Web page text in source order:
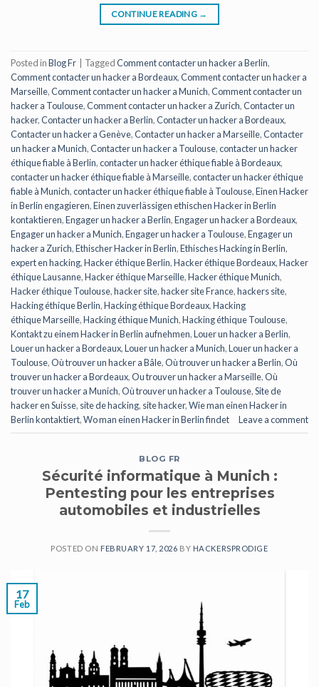
CONTINUE READING →
Posted inBlog Fr TaggedComment contacter un hacker a Berlin,
Comment contacter un hacker a Bordeaux,Comment contacter un hacker a
Marseille,Comment contacter un hacker a Munich,Comment contacter un
hacker a Toulouse,Comment contacter un hacker a Zurich,Contacter un
hacker,Contacter un hacker a Berlin,Contacter un hacker a Bordeaux,
Contacter un hacker a Genève,Contacter un hacker a Marseille,Contacter
un hacker a Munich,Contacter un hacker a Toulouse,contacter un hacker
éthique fiable à Berlin,contacter un hacker éthique fiable à Bordeaux,
contacter un hacker éthique fiable à Marseille,contacter un hacker éthique
fiable à Munich,contacter un hacker éthique fiable à Toulouse,Einen Hacker
in Berlin engagieren,Einen zuverlässigen ethischen Hacker in Berlin
kontaktieren,Engager un hacker a Berlin,Engager un hacker a Bordeaux,
Engager un hacker a Munich,Engager un hacker a Toulouse,Engager un
hacker a Zurich,Ethischer Hacker in Berlin,Ethisches Hacking in Berlin,
expert en hacking,Hacker éthique Berlin,Hacker éthique Bordeaux,Hacker
éthique Lausanne,Hacker éthique Marseille,Hacker éthique Munich,
Hacker éthique Toulouse,hacker site,hacker site France,hackers site,
Hacking éthique Berlin,Hacking éthique Bordeaux,Hacking
éthique Marseille,Hacking éthique Munich,Hacking éthique Toulouse,
Kontakt zu einem Hacker in Berlin aufnehmen,Louer un hacker a Berlin,
Louer un hacker a Bordeaux,Louer un hacker a Munich,Louer un hacker a
Toulouse,Où trouver un hacker a Bâle,Où trouver un hacker a Berlin,Où
trouver un hacker a Bordeaux,Ou trouver un hacker a Marseille,Où
trouver un hacker a Munich,Où trouver un hacker a Toulouse,Site de
hacker en Suisse, site de hacking, site hacker,Wie man einen Hacker in
Berlin kontaktiert,Wo man einen Hacker in Berlin findet Leave a comment
BLOG FR
Sécurité informatique à Munich :
Pentesting pour les entreprises
automobiles et industrielles
POSTED ON FEBRUARY 17, 2026 BY HACKERSPRODIGE
17
Feb